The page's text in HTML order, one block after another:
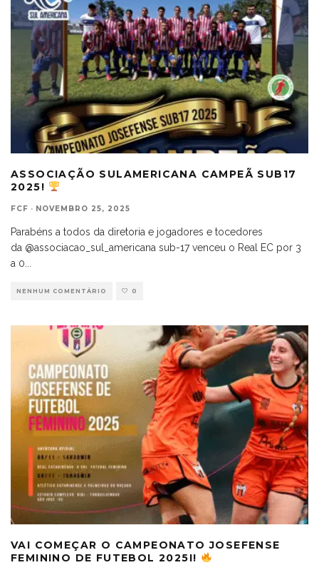
ASSOCIAÇÃO SULAMERICANA CAMPEÃ SUB17
2025!
FCF · NOVEMBRO 25, 2025
Parabéns a todos da diretoria e jogadores e tocedores
da @associacao_sul_americana sub-17 venceu o Real EC por 3
a 0
NENHUM COMENTÁRIO 0
VAI COMEÇAR O CAMPEONATO JOSEFENSE
FEMININO DE FUTEBOL 2025I!